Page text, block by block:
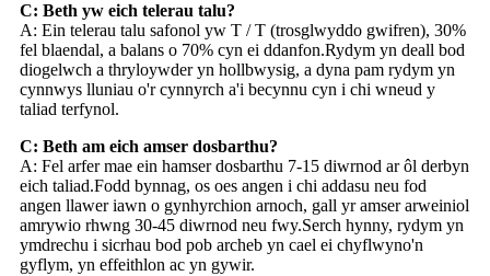
C: Beth yw eich telerau talu?
A: Ein telerau talu safonol yw T / T (trosglwyddo gwifren), 30%
fel blaendal, a balans o 70% cyn ei ddanfon.Rydym yn deall bod
diogelwch a thryloywder yn hollbwysig, a dyna pam rydym yn
cynnwys lluniau o'r cynnyrch a'i becynnu cyn i chi wneud y
taliad terfynol.
C: Beth am eich amser dosbarthu?
A: Fel arfer mae ein hamser dosbarthu 7-15 diwrnod ar ôl derbyn
eich taliad.Fodd bynnag, os oes angen i chi addasu neu fod
angen llawer iawn o gynhyrchion arnoch, gall yr amser arweiniol
amrywio rhwng 30-45 diwrnod neu fwy.Serch hynny, rydym yn
ymdrechu i sicrhau bod pob archeb yn cael ei chyflwyno'n
gyflym, yn effeithlon ac yn gywir.